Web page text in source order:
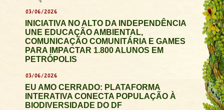
03/06/2026
INICIATIVA NO ALTO DA INDEPENDÊNCIA
UNE EDUCAÇÃO AMBIENTAL,
COMUNICAÇÃO COMUNITÁRIA E GAMES
PARA IMPACTAR 1.800 ALUNOS EM
PETRÓPOLIS
03/06/2026
EU AMO CERRADO: PLATAFORMA
INTERATIVA CONECTA POPULAÇÃO À
BIODIVERSIDADE DO DF